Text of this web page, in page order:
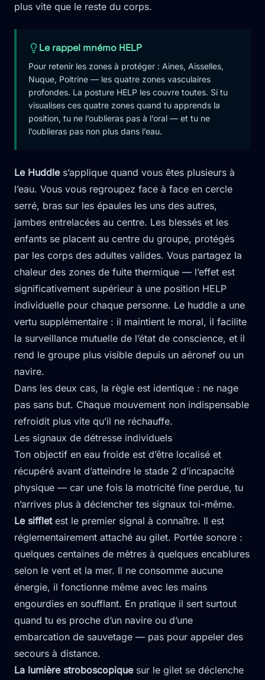
plus vite que le reste du corps.
Le rappel mnémo HELP
Pour retenir les zones à protéger : Aines, Aisselles,
Nuque, Poitrine — les quatre zones vasculaires
profondes. La posture HELP les couvre toutes. Si tu
visualises ces quatre zones quand tu apprends la
position, tu ne l’oublieras pas à l’oral — et tu ne
l’oublieras pas non plus dans l’eau.
Le Huddles’applique quand vous êtes plusieurs à
l’eau. Vous vous regroupez face à face en cercle
serré, bras sur les épaules les uns des autres,
jambes entrelacées au centre. Les blessés et les
enfants se placent au centre du groupe, protégés
par les corps des adultes valides. Vous partagez la
chaleur des zones de fuite thermique — l’effet est
significativement supérieur à une position HELP
individuelle pour chaque personne. Le huddle a une
vertu supplémentaire : il maintient le moral, il facilite
la surveillance mutuelle de l’état de conscience, et il
rend le groupe plus visible depuis un aéronef ou un
navire.
Dans les deux cas, la règle est identique : ne nage
pas sans but. Chaque mouvement non indispensable
refroidit plus vite qu’il ne réchauffe.
Les signaux de détresse individuels
Ton objectif en eau froide est d’être localisé et
récupéré avant d’atteindre le stade 2 d’incapacité
physique — car une fois la motricité fine perdue, tu
n’arrives plus à déclencher tes signaux toi-même.
Le siffletest le premier signal à connaître. Il est
réglementairement attaché au gilet. Portée sonore :
quelques centaines de mètres à quelques encablures
selon le vent et la mer. Il ne consomme aucune
énergie, il fonctionne même avec les mains
engourdies en soufflant. En pratique il sert surtout
quand tu es proche d’un navire ou d’une
embarcation de sauvetage — pas pour appeler des
secours à distance.
La lumière stroboscopiquesur le gilet se déclenche